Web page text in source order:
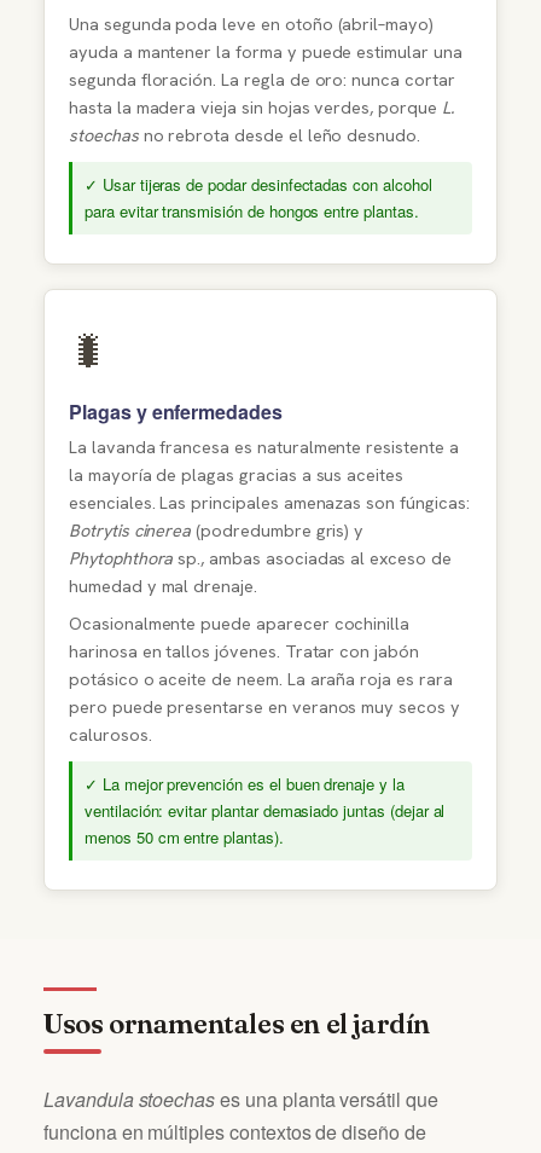
Una segunda poda leve en otoño (abril–mayo)
ayuda a mantener la forma y puede estimular una
segunda floración. La regla de oro: nunca cortar
hasta la madera vieja sin hojas verdes, porque L.
stoechasno rebrota desde el leño desnudo.
✓ Usar tijeras de podar desinfectadas con alcohol
para evitar transmisión de hongos entre plantas.
🐛
Plagas y enfermedades
La lavanda francesa es naturalmente resistente a
la mayoría de plagas gracias a sus aceites
esenciales. Las principales amenazas son fúngicas:
Botrytis cinerea (podredumbre gris) y
Phytophthora sp., ambas asociadas al exceso de
humedad y mal drenaje.
Ocasionalmente puede aparecer cochinilla
harinosa en tallos jóvenes. Tratar con jabón
potásico o aceite de neem. La araña roja es rara
pero puede presentarse en veranos muy secos y
calurosos.
✓ La mejor prevención es el buen drenaje y la
ventilación: evitar plantar demasiado juntas (dejar al
menos 50 cm entre plantas).
Usos ornamentales en el jardín
Lavandula stoechases una planta versátil que
funciona en múltiples contextos de diseño de